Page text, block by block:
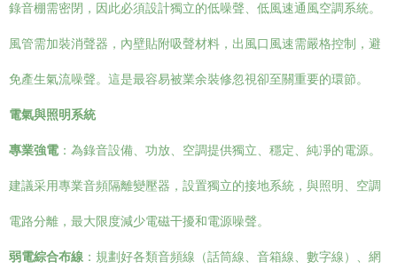
錄音棚需密閉，因此必須設計獨立的低噪聲、低風速通風空調系統。
風管需加裝消聲器，內壁貼附吸聲材料，出風口風速需嚴格控制，避
免產生氣流噪聲。這是最容易被業余裝修忽視卻至關重要的環節。
電氣與照明系統
專業強電 ：為錄音設備、功放、空調提供獨立、穩定、純凈的電源。
建議采用專業音頻隔離變壓器，設置獨立的接地系統，與照明、空調
電路分離，最大限度減少電磁干擾和電源噪聲。
弱電綜合布線 ：規劃好各類音頻線（話筒線、音箱線、數字線）、網